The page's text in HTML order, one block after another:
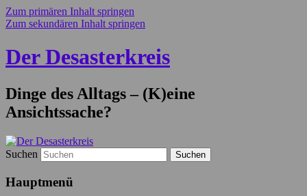
Zum primären Inhalt springen
Zum sekundären Inhalt springen
Der Desasterkreis
Dinge des Alltags – (K)eine
Ansichtssache?
Suchen
Hauptmenü